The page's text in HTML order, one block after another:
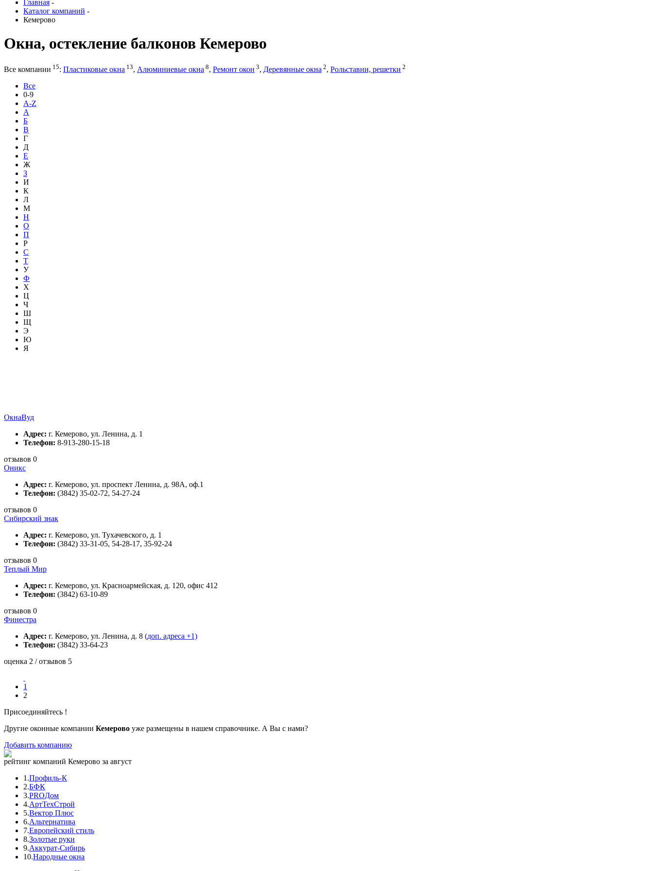
Главная -
Каталог компаний -
Кемерово
Окна, остекление балконов Кемерово
Все компании 15: Пластиковые окна 13, Алюминиевые окна 8, Ремонт окон 3, Деревянные окна 2, Рольставни, решетки 2
Все
0-9
A-Z
А
Б
В
Г
Д
Е
Ж
З
И
К
Л
М
Н
О
П
Р
С
Т
У
Ф
Х
Ц
Ч
Ш
Щ
Э
Ю
Я
ОкнаВуд
Адрес: г. Кемерово, ул. Ленина, д. 1
Телефон: 8-913-280-15-18
отзывов 0
Оникс
Адрес: г. Кемерово, ул. проспект Ленина, д. 98А, оф.1
Телефон: (3842) 35-02-72, 54-27-24
отзывов 0
Сибирский знак
Адрес: г. Кемерово, ул. Тухачевского, д. 1
Телефон: (3842) 33-31-05, 54-28-17, 35-92-24
отзывов 0
Теплый Мир
Адрес: г. Кемерово, ул. Красноармейская, д. 120, офис 412
Телефон: (3842) 63-10-89
отзывов 0
Финестра
Адрес: г. Кемерово, ул. Ленина, д. 8 (доп. адреса +1)
Телефон: (3842) 33-64-23
оценка 2 / отзывов 5
1
2
Присоединяйтесь !
Другие оконные компании Кемерово уже размещены в нашем справочнике. А Вы с нами?
Добавить компанию
рейтинг компаний Кемерово за август
1.Профиль-К
2.БФК
3.PROДом
4.АртТехСтрой
5.Вектор Плюс
6.Альтернатива
7.Европейский стиль
8.Золотые руки
9.Аккурат-Сибирь
10.Народные окна